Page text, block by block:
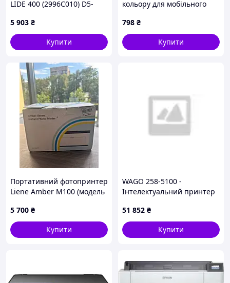
LIDE 400 (2996C010) D5-
5 903 ₴
Купити
кольору для мобільного
549M3MX390
798 ₴
Купити
Портативний фотопринтер
Liene Amber M100 (модель
5 700 ₴
Купити
WAGO 258-5100 -
Інтелектуальний принтер
51 852 ₴
Купити